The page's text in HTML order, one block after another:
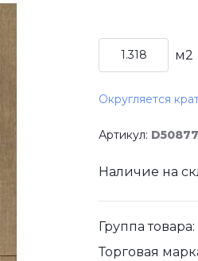
м2
Округляется
Артикул:
Наличие на
Группа товара:
Торговая